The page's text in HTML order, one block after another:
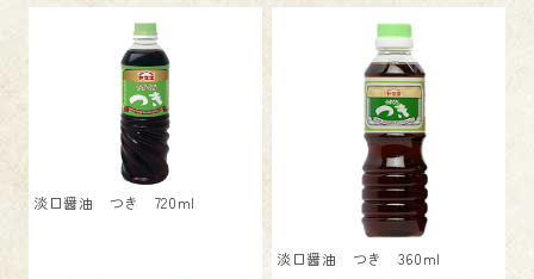
淡口醤油 つき 720ml
淡口醤油 つき 360ml